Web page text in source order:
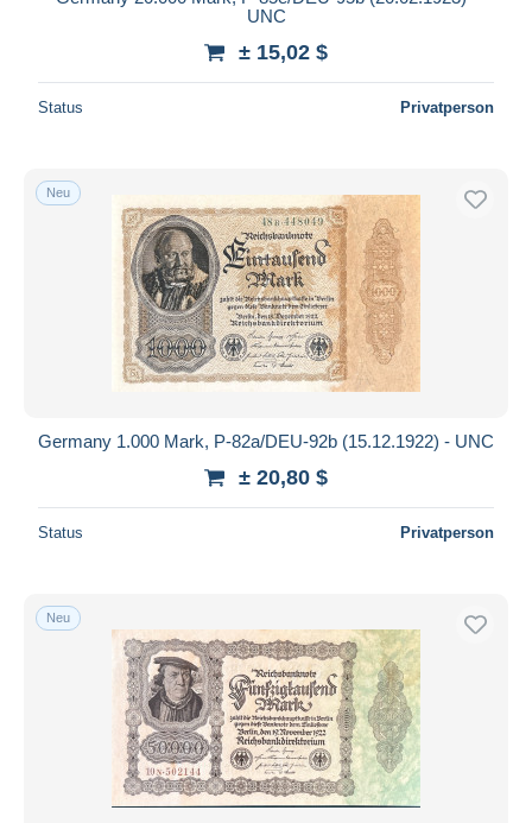
UNC
± 15,02 $
Status Privatperson
Neu
Germany 1.000 Mark, P-82a/DEU-92b (15.12.1922) - UNC
± 20,80 $
Status Privatperson
Neu